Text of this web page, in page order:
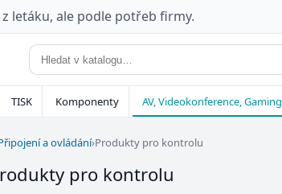
letáku, ale podle potřeb firmy.
TISK Komponenty AV, Videokonference, Gaming
a ovládání›Produkty pro kontrolu
pro kontrolu